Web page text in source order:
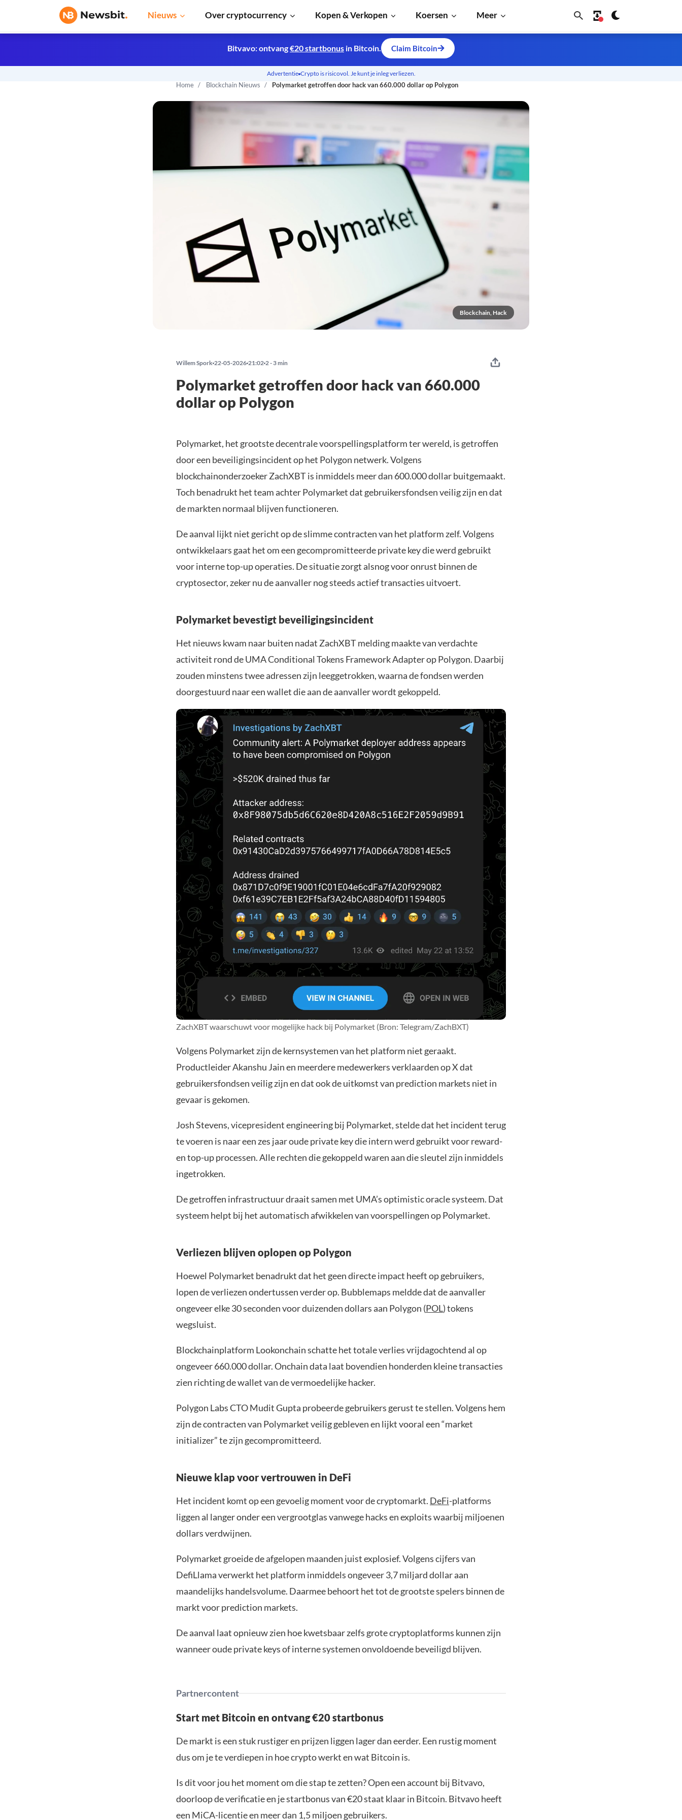
Nieuws Over cryptocurrency Kopen & Verkopen Koersen Meer
Home Blockchain Nieuws Polymarket getroffen door hack van 660.000 dollar op Polygon
Blockchain, Hack
Bitvavo: ontvang€20 startbonus in Bitcoin. Claim Bitcoin
Advertentie Crypto is risicovol. Je kunt je inleg verliezen.
Willem Spork 22-05-2026 21:02 2 - 3 min
Polymarket getroffen door hack van 660.000
dollar op Polygon
Polymarket, het grootste decentrale voorspellingsplatform ter wereld, is getroffen
door een beveiligingsincident op het Polygon netwerk. Volgens
blockchainonderzoeker ZachXBT is inmiddels meer dan 600.000 dollar buitgemaakt.
Toch benadrukt het team achter Polymarket dat gebruikersfondsen veilig zijn en dat
de markten normaal blijven functioneren.
De aanval lijkt niet gericht op de slimme contracten van het platform zelf. Volgens
ontwikkelaars gaat het om een gecompromitteerde private key die werd gebruikt
voor interne top-up operaties. De situatie zorgt alsnog voor onrust binnen de
cryptosector, zeker nu de aanvaller nog steeds actief transacties uitvoert.
Polymarket bevestigt beveiligingsincident
Het nieuws kwam naar buiten nadat ZachXBT melding maakte van verdachte
activiteit rond de UMA Conditional Tokens Framework Adapter op Polygon. Daarbij
zouden minstens twee adressen zijn leeggetrokken, waarna de fondsen werden
doorgestuurd naar een wallet die aan de aanvaller wordt gekoppeld.
ZachXBT waarschuwt voor mogelijke hack bij Polymarket (Bron: Telegram/ZachBXT)
Volgens Polymarket zijn de kernsystemen van het platform niet geraakt.
Productleider Akanshu Jain en meerdere medewerkers verklaarden op X dat
gebruikersfondsen veilig zijn en dat ook de uitkomst van prediction markets niet in
gevaar is gekomen.
Josh Stevens, vicepresident engineering bij Polymarket, stelde dat het incident terug
te voeren is naar een zes jaar oude private key die intern werd gebruikt voor reward-
en top-up processen. Alle rechten die gekoppeld waren aan die sleutel zijn inmiddels
ingetrokken.
De getroffen infrastructuur draait samen met UMA’s optimistic oracle systeem. Dat
systeem helpt bij het automatisch afwikkelen van voorspellingen op Polymarket.
Verliezen blijven oplopen op Polygon
Hoewel Polymarket benadrukt dat het geen directe impact heeft op gebruikers,
lopen de verliezen ondertussen verder op. Bubblemaps meldde dat de aanvaller
ongeveer elke 30 seconden voor duizenden dollars aan Polygon (POL) tokens
wegsluist.
Blockchainplatform Lookonchain schatte het totale verlies vrijdagochtend al op
ongeveer 660.000 dollar. Onchain data laat bovendien honderden kleine transacties
zien richting de wallet van de vermoedelijke hacker.
Polygon Labs CTO Mudit Gupta probeerde gebruikers gerust te stellen. Volgens hem
zijn de contracten van Polymarket veilig gebleven en lijkt vooral een “market
initializer” te zijn gecompromitteerd.
Nieuwe klap voor vertrouwen in DeFi
Het incident komt op een gevoelig moment voor de cryptomarkt. DeFi-platforms
liggen al langer onder een vergrootglas vanwege hacks en exploits waarbij miljoenen
dollars verdwijnen.
Polymarket groeide de afgelopen maanden juist explosief. Volgens cijfers van
DefiLlama verwerkt het platform inmiddels ongeveer 3,7 miljard dollar aan
maandelijks handelsvolume. Daarmee behoort het tot de grootste spelers binnen de
markt voor prediction markets.
De aanval laat opnieuw zien hoe kwetsbaar zelfs grote cryptoplatforms kunnen zijn
wanneer oude private keys of interne systemen onvoldoende beveiligd blijven.
Partnercontent
Start met Bitcoin en ontvang €20 startbonus
De markt is een stuk rustiger en prijzen liggen lager dan eerder. Een rustig moment
dus om je te verdiepen in hoe crypto werkt en wat Bitcoin is.
Is dit voor jou het moment om die stap te zetten? Open een account bij Bitvavo,
doorloop de verificatie en je startbonus van €20 staat klaar in Bitcoin. Bitvavo heeft
een MiCA-licentie en meer dan 1,5 miljoen gebruikers.